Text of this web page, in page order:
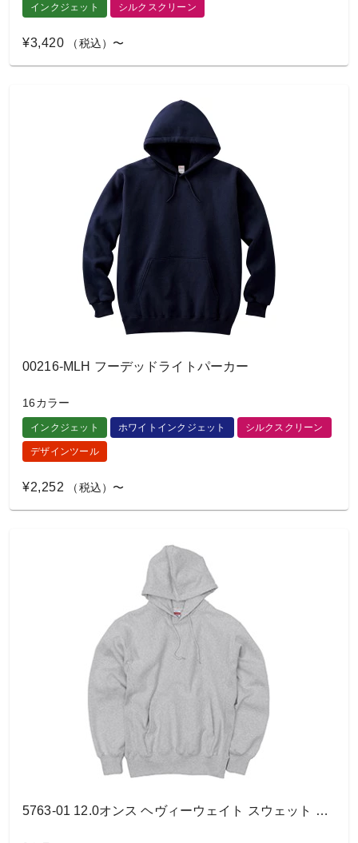
インクジェット シルクスクリーン
¥3,420 （税込）〜
00216-MLH フーデッドライトパーカー
16カラー
インクジェット ホワイトインクジェット シルクスクリーン
デザインツール
¥2,252 （税込）〜
5763-01 12.0オンス ヘヴィーウェイト スウェット プルオーバー パーカ